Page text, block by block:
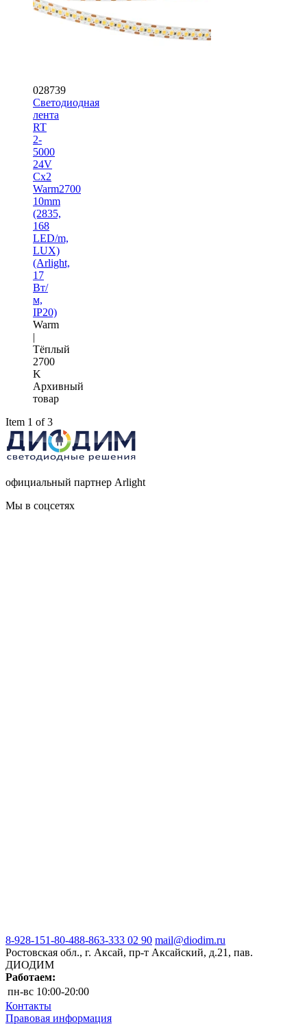
028739
Светодиодная
лента
RT
2-
5000
24V
Cx2
Warm2700
10mm
(2835,
168
LED/m,
LUX)
(Arlight,
17
Вт/
м,
IP20)
Warm
|
Тёплый
2700
K
Архивный
товар
Item 1 of 3
официальный партнер Arlight
Мы в соцсетях
8-928-151-80-488-863-333 02 90 mail@diodim.ru
Ростовская обл., г. Аксай, пр-т Аксайский, д.21, пав.
ДИОДИМ
Работаем:
пн-вс 10:00-20:00
Контакты
Правовая информация